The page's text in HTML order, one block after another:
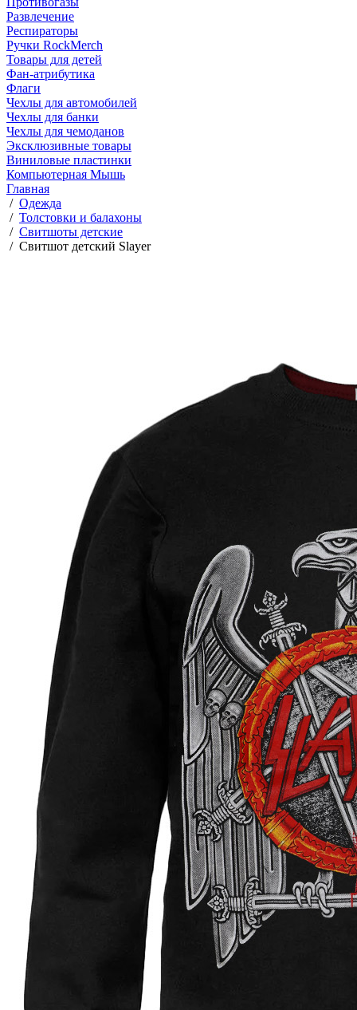
Развлечение
Респираторы
Ручки RockMerch
Товары для детей
Фан-атрибутика
Флаги
Чехлы для автомобилей
Чехлы для банки
Чехлы для чемоданов
Эксклюзивные товары
Виниловые пластинки
Компьютерная Мышь
Главная
/ Одежда
/ Толстовки и балахоны
/ Свитшоты детские
/ Свитшот детский Slayer